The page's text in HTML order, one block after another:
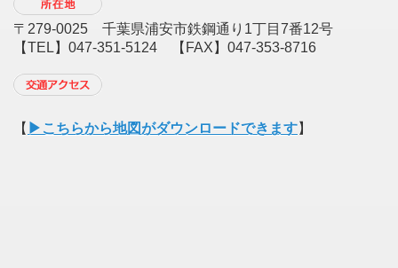
〒279-0025 千葉県浦安市鉄鋼通り1丁目7番12号
【TEL】047-351-5124 【FAX】047-353-8716
【 ▶︎こちらから地図がダウンロードできます】